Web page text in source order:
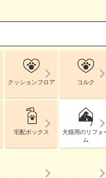
クッションフロア コルク
宅配ボックス
犬猫用のリフォ
ム